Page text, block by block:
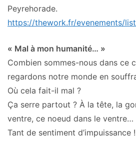
Peyrehorade.
https://thework.fr/evenements/l
« Mal à mon humanité… »
Combien sommes-nous dans ce
regardons notre monde en
Où cela fait-il mal ?
Ça serre partout ? À la tête, la
ventre, ce noeud dans le ventre…
Tant de sentiment d’impuissance !